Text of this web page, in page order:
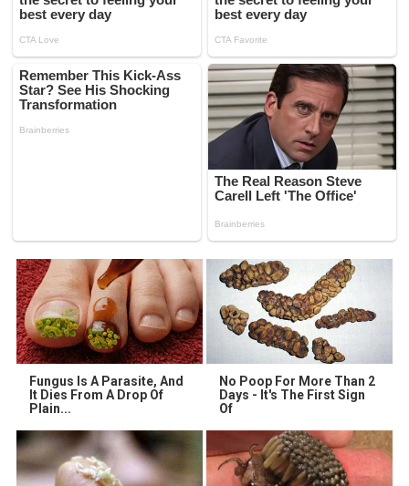
Fungus Is A Parasite, And
It Dies From A Drop Of
Plain...
No Poop For More Than 2
Days - It's The First Sign
Of